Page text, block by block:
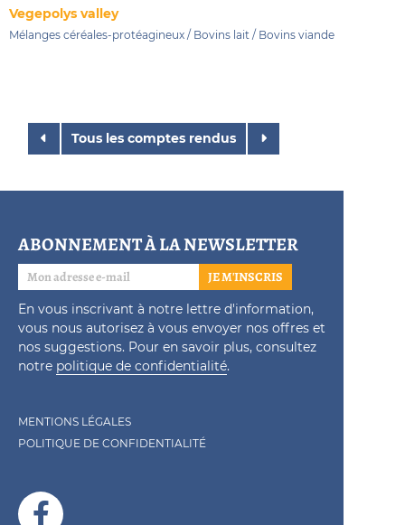
Vegepolys valley
Mélanges céréales-protéagineux / Bovins lait / Bovins viande
Tous les comptes rendus
ABONNEMENT À LA NEWSLETTER
JE M'INSCRIS
En vous inscrivant à notre lettre d'information,
vous nous autorisez à vous envoyer nos offres et
nos suggestions. Pour en savoir plus, consultez
notre politique de confidentialité.
MENTIONS LÉGALES
POLITIQUE DE CONFIDENTIALITÉ